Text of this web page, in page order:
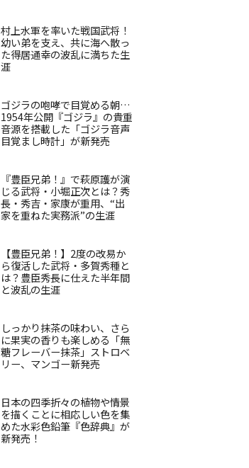
村上水軍を率いた戦国武将！
幼い弟を支え、共に海へ散っ
た得居通幸の波乱に満ちた生
涯
ゴジラの咆哮で目覚める朝…
1954年公開『ゴジラ』の貴重
音源を搭載した「ゴジラ音声
目覚まし時計」が新発売
『豊臣兄弟！』で萩原護が演
じる武将・小堀正次とは？秀
長・秀吉・家康が重用、“出
家を重ねた実務派”の生涯
【豊臣兄弟！】2度の改易か
ら復活した武将・多賀秀種と
は？豊臣秀長に仕えた半年間
と波乱の生涯
しっかり抹茶の味わい、さら
に果実の香りも楽しめる「無
糖フレーバー抹茶」ストロベ
リー、マンゴー新発売
日本の四季折々の植物や情景
を描くことに相応しい色を集
めた水彩色鉛筆『色辞典』が
新発売！